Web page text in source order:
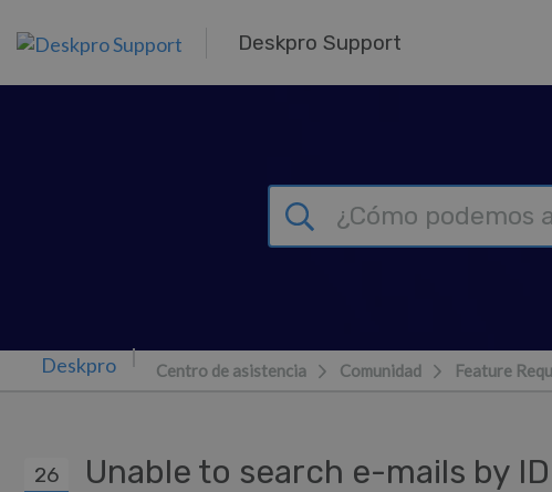
Deskpro Support
Centro de asistencia Comunidad Feature
26 Unable to search e-mails by ID